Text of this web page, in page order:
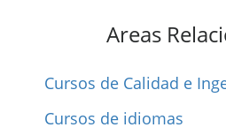
Areas
Cursos de Calidad e
Cursos de idiomas